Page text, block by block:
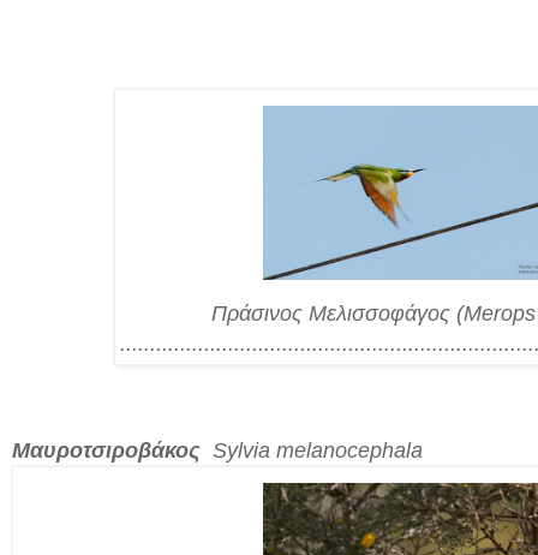
Πράσινος Μελισσοφάγος
Μαυροτσιροβάκος Sylvia melanocephala